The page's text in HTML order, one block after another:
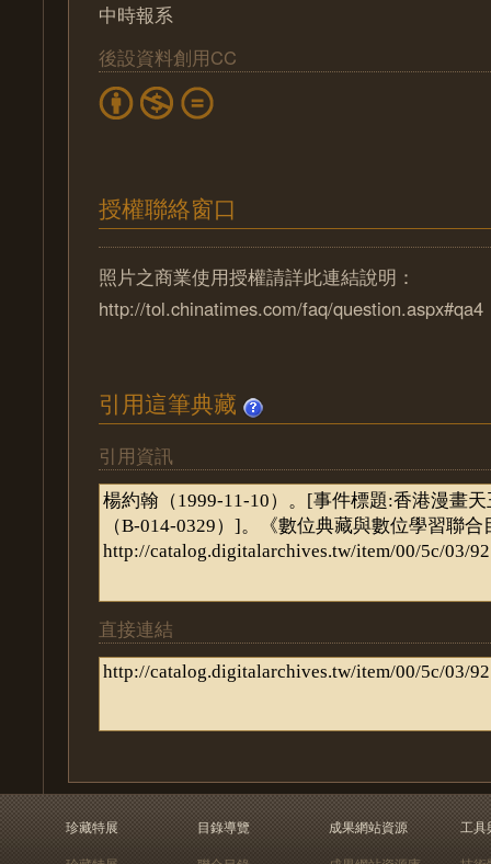
中時報系
後設資料創用CC
授權聯絡窗口
照片之商業使用授權請詳此連結說明：
http://tol.chinatimes.com/faq/question.aspx#qa4
引用這筆典藏
引用資訊
直接連結
珍藏特展
目錄導覽
成果網站資源
工具